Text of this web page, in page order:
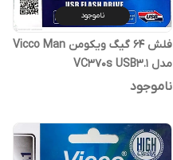
ناموجود
فلش 64 گیگ ویکومن Vicco Man
مدل VC370s USB3.1
ناموجود